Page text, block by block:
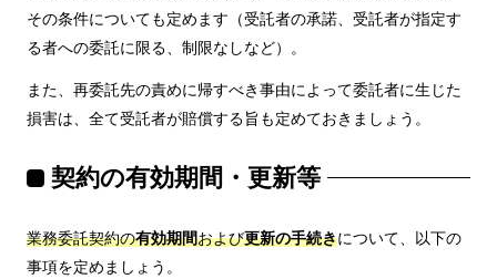
その条件についても定めます（受託者の承諾、受託者が指定す
る者への委託に限る、制限なしなど）。
また、再委託先の責めに帰すべき事由によって委託者に生じた
損害は、全て受託者が賠償する旨も定めておきましょう。
契約の有効期間・更新等
業務委託契約の有効期間および更新の手続きについて、以下の
事項を定めましょう。